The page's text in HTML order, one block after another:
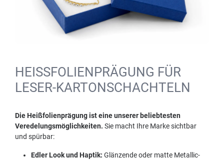
HEISSFOLIENPRÄGUNG FÜR L
ESER-KARTONSCHACHTELN
Die Heißfolienprägung ist eine unserer beliebtesten
Veredelungsmöglichkeiten. Sie macht Ihre Marke sichtbar
und spürbar:
Edler Look und Haptik: Glänzende oder matte Metallic-